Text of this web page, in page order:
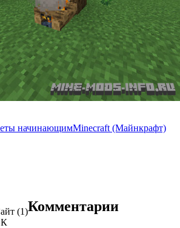
начинающимMinecraft (Майнкрафт)
(1)Комментарии